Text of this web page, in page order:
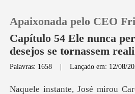
Apaixonada pelo CEO
Capítulo 54 Ele nunca
desejos se tornassem
Palavras: 1658 |Lançado em: 12/08/